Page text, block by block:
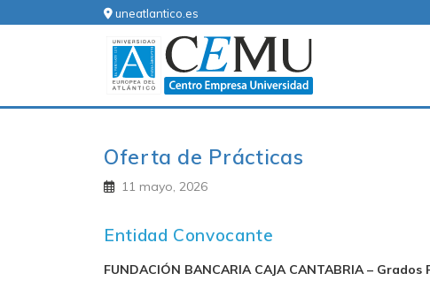
to
uneatlantico.es
CEMU
Centro Empresa Universidad
Oferta de Prácticas
11 mayo, 2026
Entidad Convocante
FUNDACIÓN BANCARIA CAJA CANTABRIA – Grados